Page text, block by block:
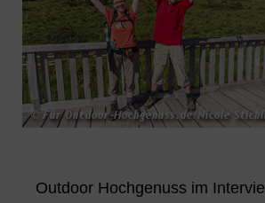
Outdoor Hochgenuss im